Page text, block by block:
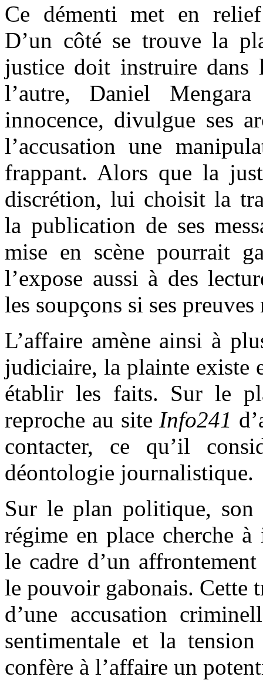
Ce démenti met en
D’un côté se trouve la
justice doit instruire dans
l’autre, Daniel
innocence, divulgue ses
l’accusation une
frappant. Alors que la
discrétion, lui choisit la
la publication de ses
mise en scène pourrait
l’expose aussi à des
les soupçons si ses
L’affaire amène ainsi à
judiciaire, la plainte existe
établir les faits. Sur le
reproche au site Info241
contacter, ce qu’il
déontologie journalistique.
Sur le plan politique, son
régime en place cherche
le cadre d’un
le pouvoir gabonais. Cette
d’une accusation
sentimentale et la
confère à l’affaire un